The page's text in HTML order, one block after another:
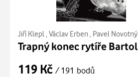
Jiří Klepl, Václav Erben, Pavel Novotný
119 Kč / 191 bodů